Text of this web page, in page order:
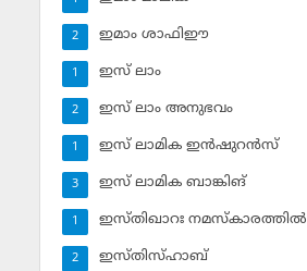
ഇമാം ശാഫിഈ
2
ഇസ് ലാം
1
ഇസ് ലാം അനുഭവം
2
ഇസ് ലാമിക ഇന്‍ഷുറന്‍സ്‌
1
ഇസ് ലാമിക ബാങ്കിങ്‌
3
ഇസ്തിഖാറഃ നമസ്‌കാരത്തില്‍
1
ഇസ്തിസ്ഹാബ്
2